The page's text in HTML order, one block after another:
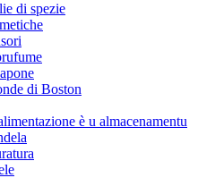
di spezie
di Boston
è u almacenamentu